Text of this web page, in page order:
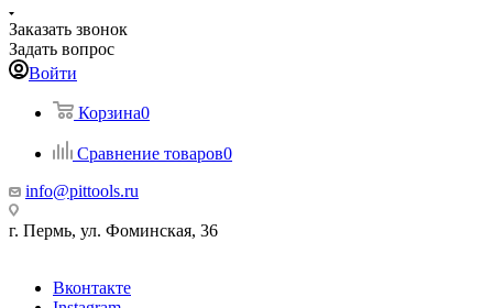
Заказать звонок
Задать вопрос
Войти
Корзина0
Сравнение товаров0
info@pittools.ru
г. Пермь, ул. Фоминская, 36
Вконтакте